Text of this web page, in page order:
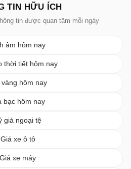
TIN HỮU ÍCH
tin được quan tâm mỗi ngày
âm hôm nay
thời tiết hôm nay
vàng hôm nay
bạc hôm nay
giá ngoại tệ
Giá xe ô tô
Giá xe máy